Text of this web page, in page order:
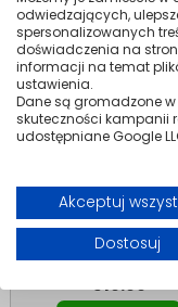
odwiedzających,
spersonalizowanych
doświadczenia na
informacji na temat
ustawienia.
Dane są gromadzone
skuteczności kampanii
udostępniane Google
Akceptuj
Dostosuj
Heating
PORTO 1000 W
Convector
Electric, White
319.99